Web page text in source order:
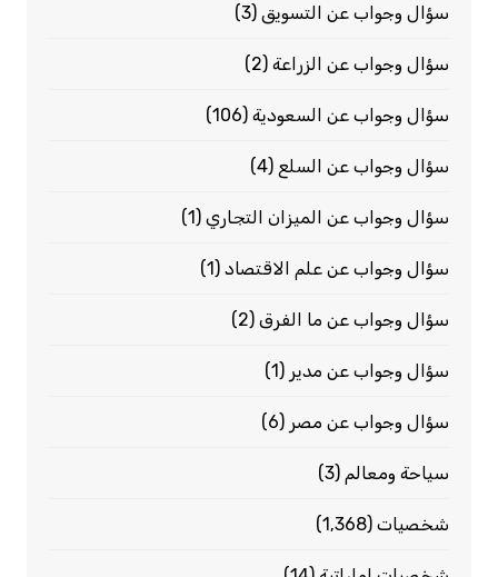
سؤال وجواب عن التسويق (3)
سؤال وجواب عن الزراعة(2)
سؤال وجواب عن السعودية(106)
سؤال وجواب عن السلع (4)
سؤال وجواب عن الميزان التجاري(1)
سؤال وجواب عن علم الاقتصاد(1)
سؤال وجواب عن ما الفرق(2)
سؤال وجواب عن مدير (1)
سؤال وجواب عن مصر (6)
سياحة ومعالم (3)
شخصيات(1٬368)